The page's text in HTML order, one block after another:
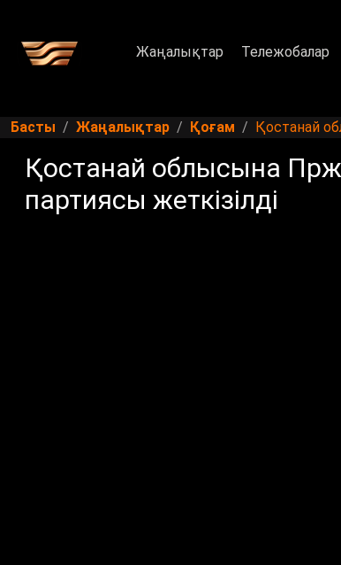
Жаңалықтар Тележобалар
Басты Жаңалықтар Қоғам Қостанай
Қостанай облысына
партиясы жеткізілді